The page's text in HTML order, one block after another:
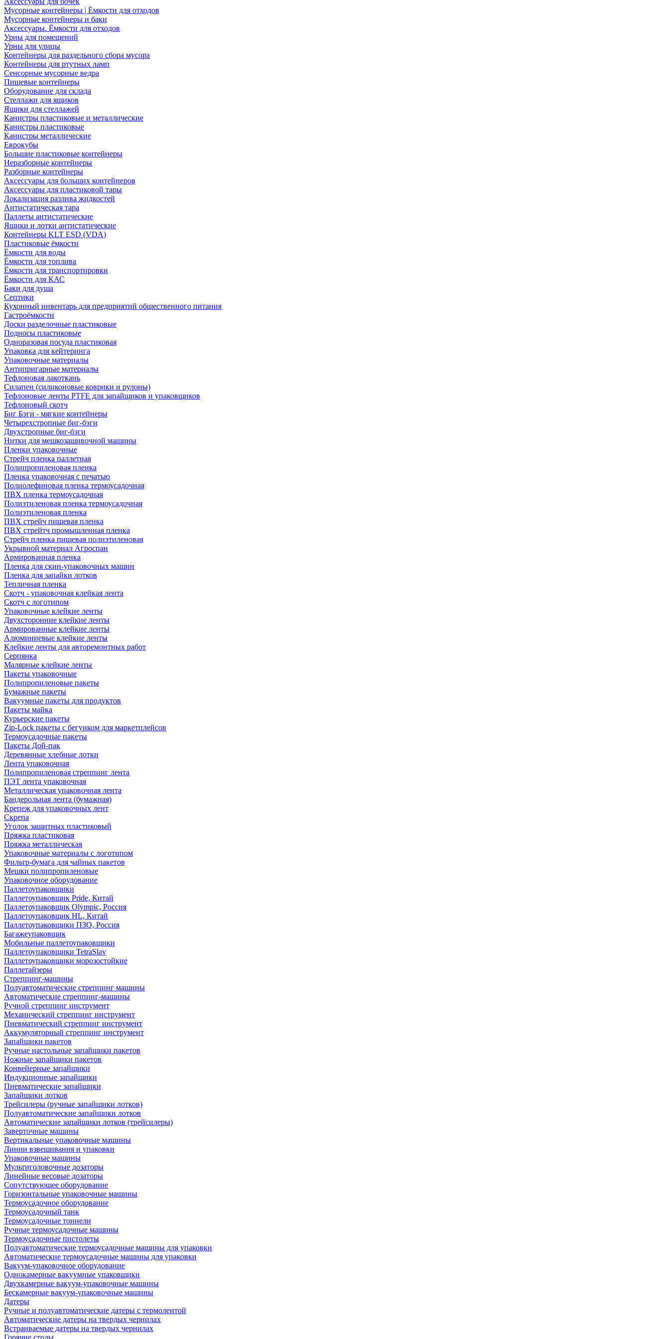
Мусорные контейнеры | Ёмкости для отходов
Мусорные контейнеры и баки
Аксессуары. Ёмкости для отходов
Урны для помещений
Урны для улицы
Контейнеры для раздельного сбора мусора
Контейнеры для ртутных ламп
Сенсорные мусорные ведра
Пищевые контейнеры
Оборудование для склада
Стеллажи для ящиков
Ящики для стеллажей
Канистры пластиковые и металлические
Канистры пластиковые
Канистры металлические
Еврокубы
Большие пластиковые контейнеры
Неразборные контейнеры
Разборные контейнеры
Аксессуары для больших контейнеров
Аксессуары для пластиковой тары
Локализация разлива жидкостей
Антистатическая тара
Паллеты антистатические
Ящики и лотки антистатические
Контейнеры KLT ESD (VDA)
Пластиковые ёмкости
Ёмкости для воды
Ёмкости для топлива
Ёмкости для транспортировки
Ёмкости для КАС
Баки для душа
Септики
Кухонный инвентарь для предприятий общественного питания
Гастроёмкости
Доски разделочные пластиковые
Подносы пластиковые
Одноразовая посуда пластиковая
Упаковка для кейтеринга
Упаковочные материалы
Антипригарные материалы
Тефлоновая лакоткань
Силапен (силиконовые коврики и рулоны)
Тефлоновые ленты PTFE для запайщиков и упаковщиков
Тефлоновый скотч
Биг Бэги - мягкие контейнеры
Четырехстропные биг-бэги
Двухстропные биг-бэги
Нитки для мешкозашивочной машины
Пленки упаковочные
Стрейч пленка паллетная
Полипропиленовая пленка
Пленка упаковочная с печатью
Полиолефиновая пленка термоусадочная
ПВХ пленка термоусадочная
Полиэтиленовая пленка термоусадочная
Полиэтиленовая пленка
ПВХ стрейч пищевая пленка
ПВХ стрейтч промышленная пленка
Стрейч пленка пищевая полиэтиленовая
Укрывной материал Агроспан
Армированная пленка
Пленка для скин-упаковочных машин
Пленка для запайки лотков
Тепличная пленка
Скотч - упаковочная клейкая лента
Скотч с логотипом
Упаковочные клейкие ленты
Двухсторонние клейкие ленты
Армированные клейкие ленты
Алюминиевые клейкие ленты
Клейкие ленты для авторемонтных работ
Серпянка
Малярные клейкие ленты
Пакеты упаковочные
Полипропиленовые пакеты
Бумажные пакеты
Вакуумные пакеты для продуктов
Пакеты майка
Курьерские пакеты
Zip-Lock пакеты с бегунком для маркетплейсов
Термоусадочные пакеты
Пакеты Дой-пак
Деревянные хлебные лотки
Лента упаковочная
Полипропиленовая стреппинг лента
ПЭТ лента упаковочная
Металлическая упаковочная лента
Бандерольная лента (бумажная)
Крепеж для упаковочных лент
Скрепа
Уголок защитных пластиковый
Пряжка пластиковая
Пряжка металлическая
Упаковочные материалы с логотипом
Фильтр-бумага для чайных пакетов
Мешки полипропиленовые
Упаковочное оборудование
Паллетоупаковщики
Паллетоупаковщик Pride, Китай
Паллетоупаковщик Olympic, Россия
Паллетоупаковщик HL, Китай
Паллетоупаковщики ПЗО, Россия
Багажеупаковщик
Мобильные паллетоупаковщики
Паллетоупаковщики TetraSlav
Паллетоупаковщики морозостойкие
Паллетайзеры
Стреппинг-машины
Полуавтоматические стреппинг машины
Автоматические стреппинг-машины
Ручной стреппинг инструмент
Механический стреппинг инструмент
Пневматический стреппинг инструмент
Аккумуляторный стреппинг инструмент
Запайщики пакетов
Ручные настольные запайщики пакетов
Ножные запайщики пакетов
Конвейерные запайщики
Индукционные запайщики
Пневматические запайщики
Запайщики лотков
Трейсилеры (ручные запайщики лотков)
Полуавтоматические запайщики лотков
Автоматические запайщики лотков (трейсилеры)
Заверточные машины
Вертикальные упаковочные машины
Линии взвешивания и упаковки
Упаковочные машины
Мультиголовочные дозаторы
Линейные весовые дозаторы
Сопутствующее оборудование
Горизонтальные упаковочные машины
Термоусадочное оборудование
Термоусадочный танк
Термоусадочные тоннели
Ручные термоусадочные машины
Термоусадочные пистолеты
Полуавтоматические термоусадочные машины для упаковки
Автоматические термоусадочные машины для упаковки
Вакуум-упаковочное оборудование
Однокамерные вакуумные упаковщики
Двухкамерные вакуум-упаковочные машины
Бескамерные вакуум-упаковочные машины
Датеры
Ручные и полуавтоматические датеры с термолентой
Автоматические датеры на твердых чернилах
Встраиваемые датеры на твердых чернилах
Горячие столы